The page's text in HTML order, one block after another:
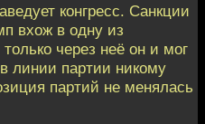
конгресс. Санкции
вхож в одну из
через неё он и мог
линии партии никому
партий не менялась